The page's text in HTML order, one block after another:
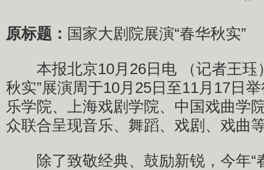
原标题： 国家大剧院展演“春华秋实”
本报北京10月26日电 （记者王珏
秋实”展演周于10月25日至11月17日
乐学院、上海戏剧学院、中国戏曲学
众联合呈现音乐、舞蹈、戏剧、戏曲
除了致敬经典、鼓励新锐，今年“